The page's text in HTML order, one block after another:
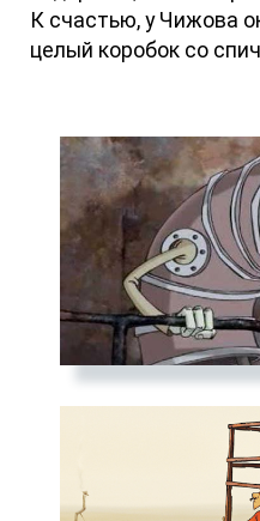
К счастью, у Чижова
целый коробок со